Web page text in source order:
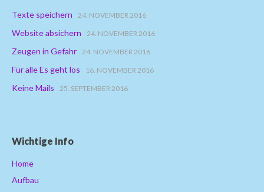
Texte speichern 24. NOVEMBER 2016
Website absichern 24. NOVEMBER 2016
Zeugen in Gefahr 24. NOVEMBER 2016
Für alle Es geht los 16. NOVEMBER 2016
Keine Mails 25. SEPTEMBER 2016
Wichtige Info
Home
Aufbau